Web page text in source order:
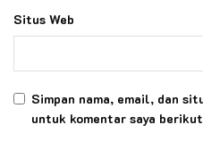
Situs Web
Simpan nama, email, dan
untuk komentar saya